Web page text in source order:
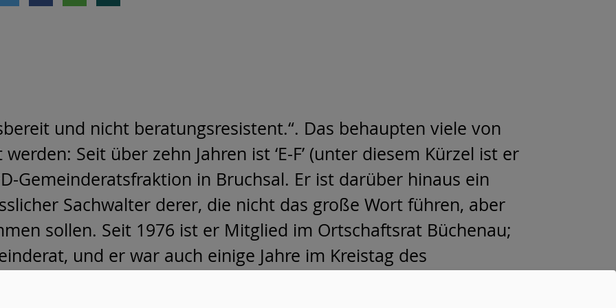
und nicht beratungsresistent.“. Das behaupten viele von
Seit über zehn Jahren ist ‘E-F’ (unter diesem Kürzel ist er
Gemeinderatsfraktion in Bruchsal. Er ist darüber hinaus ein
Sachwalter derer, die nicht das große Wort führen, aber
sollen. Seit 1976 ist er Mitglied im Ortschaftsrat Büchenau;
und er war auch einige Jahre im Kreistag des